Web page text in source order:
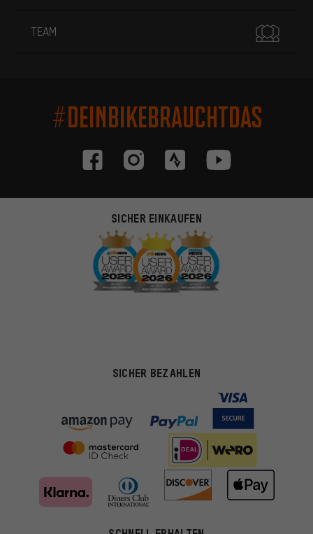
TEAM
#DEINBIKEBRAUCHTDAS
SICHER EINKAUFEN
SICHER BEZAHLEN